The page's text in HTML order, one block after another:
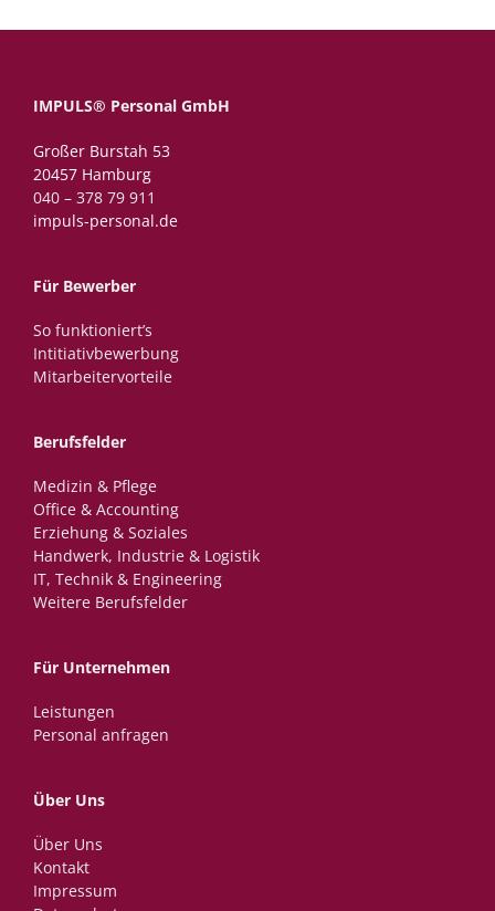
IMPULS® Personal GmbH
Großer Burstah 53
20457 Hamburg
040 – 378 79 911
impuls-personal.de
Für Bewerber
So funktioniert’s
Intitiativbewerbung
Mitarbeitervorteile
Berufsfelder
Medizin & Pflege
Office & Accounting
Erziehung & Soziales
Handwerk, Industrie & Logistik
IT, Technik & Engineering
Weitere Berufsfelder
Für Unternehmen
Leistungen
Personal anfragen
Über Uns
Über Uns
Kontakt
Impressum